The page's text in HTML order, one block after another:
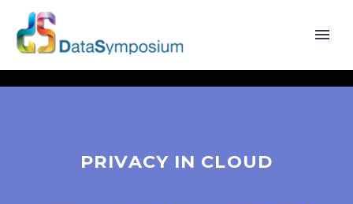
PRIVACY IN CLOUD